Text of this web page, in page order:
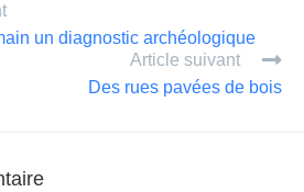
g
er
un diagnostic archéologique
Article suivant
Des rues pavées de bois